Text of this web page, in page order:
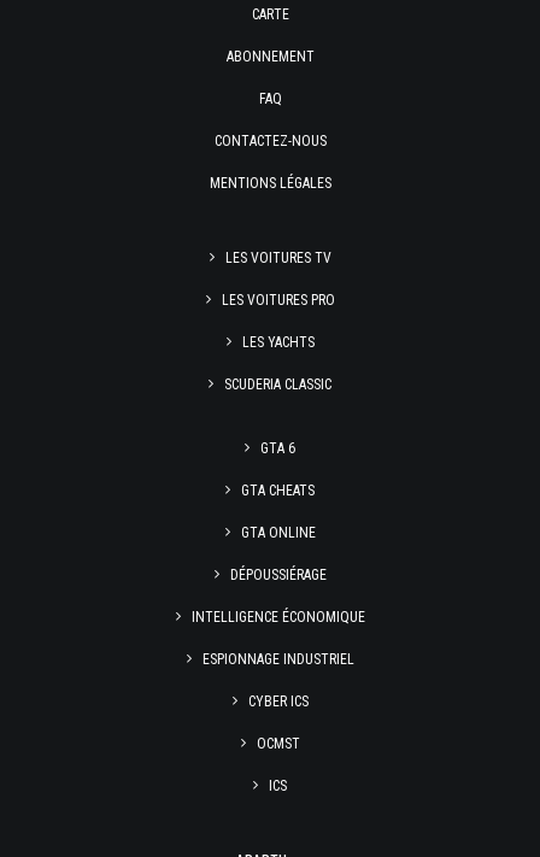
CARTE
ABONNEMENT
FAQ
CONTACTEZ-NOUS
MENTIONS LÉGALES
LES VOITURES TV
LES VOITURES PRO
LES YACHTS
SCUDERIA CLASSIC
GTA 6
GTA CHEATS
GTA ONLINE
DÉPOUSSIÉRAGE
INTELLIGENCE ÉCONOMIQUE
ESPIONNAGE INDUSTRIEL
CYBER ICS
OCMST
ICS